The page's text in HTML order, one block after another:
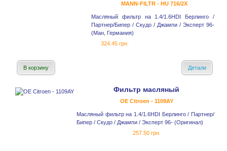
MANN-FILTR - HU 716/2X
Масляный фильтр на 1.4/1.6HDI Берлинго /
Партнер/Бипер / Скудо / Джампи / Эксперт 96-
(Ман, Германия)
324.45 грн.
В корзину Детали
Фильтр масляный
OE Citroen - 1109AY
Масляный фильтр на 1.4/1.6HDI Берлинго / Партнер/
Бипер / Скудо / Джампи / Эксперт 96- (Оригинал)
257.50 грн.